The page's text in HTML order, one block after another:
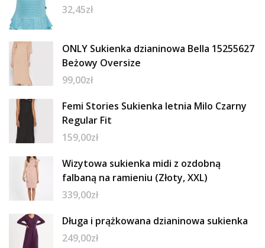
32,45zł
ONLY Sukienka dzianinowa Bella 15255627
Beżowy Oversize
99,00zł
Femi Stories Sukienka letnia Milo Czarny
Regular Fit
159,00zł
Wizytowa sukienka midi z ozdobną
falbaną na ramieniu (Złoty, XXL)
339,00zł
Długa i prążkowana dzianinowa sukienka
249,00zł